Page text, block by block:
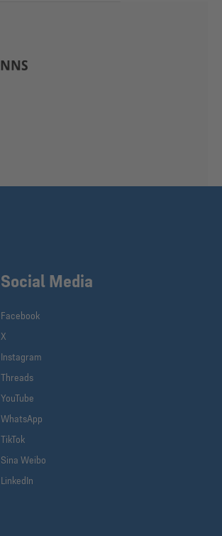
Social Media
Facebook
X
Instagram
Threads
YouTube
WhatsApp
TikTok
Sina Weibo
LinkedIn